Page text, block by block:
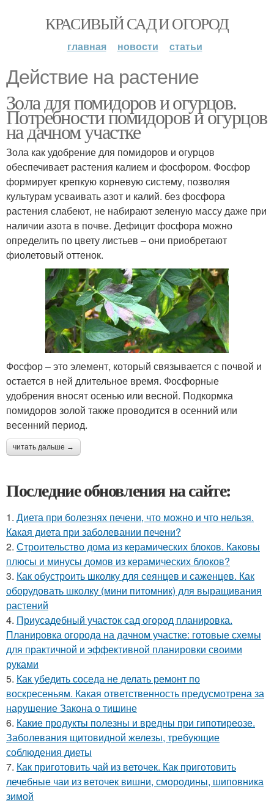
КРАСИВЫЙ САД И ОГОРОД
главная новости статьи
Действие на растение
Зола для помидоров и огурцов.
Потребности помидоров и огурцов
на дачном участке
Зола как удобрение для помидоров и огурцов
обеспечивает растения калием и фосфором. Фосфор
формирует крепкую корневую систему, позволяя
культурам усваивать азот и калий. без фосфора
растения слабеют, не набирают зеленую массу даже при
наличии азота в почве. Дефицит фосфора можно
определить по цвету листьев – они приобретают
фиолетовый оттенок.
Фосфор – это элемент, который связывается с почвой и
остается в ней длительное время. Фосфорные
удобрения вносят осенью или весной. Подкормка
помидоров золой также проводится в осенний или
весенний период.
читать дальше →
Последние обновления на сайте:
1. Диета при болезнях печени, что можно и что нельзя.
Какая диета при заболевании печени?
2. Строительство дома из керамических блоков. Каковы
плюсы и минусы домов из керамических блоков?
3. Как обустроить школку для сеянцев и саженцев. Как
оборудовать школку (мини питомник) для выращивания
растений
4. Приусадебный участок сад огород планировка.
Планировка огорода на дачном участке: готовые схемы
для практичной и эффективной планировки своими
руками
5. Как убедить соседа не делать ремонт по
воскресеньям. Какая ответственность предусмотрена за
нарушение Закона о тишине
6. Какие продукты полезны и вредны при гипотиреозе.
Заболевания щитовидной железы, требующие
соблюдения диеты
7. Как приготовить чай из веточек. Как приготовить
лечебные чаи из веточек вишни, смородины, шиповника
зимой